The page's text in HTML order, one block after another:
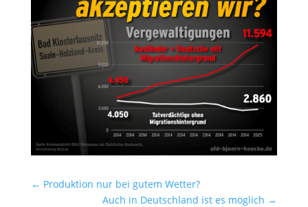
← Produktion nur bei gutem Wetter?
Auch in Deutschland ist es möglich →